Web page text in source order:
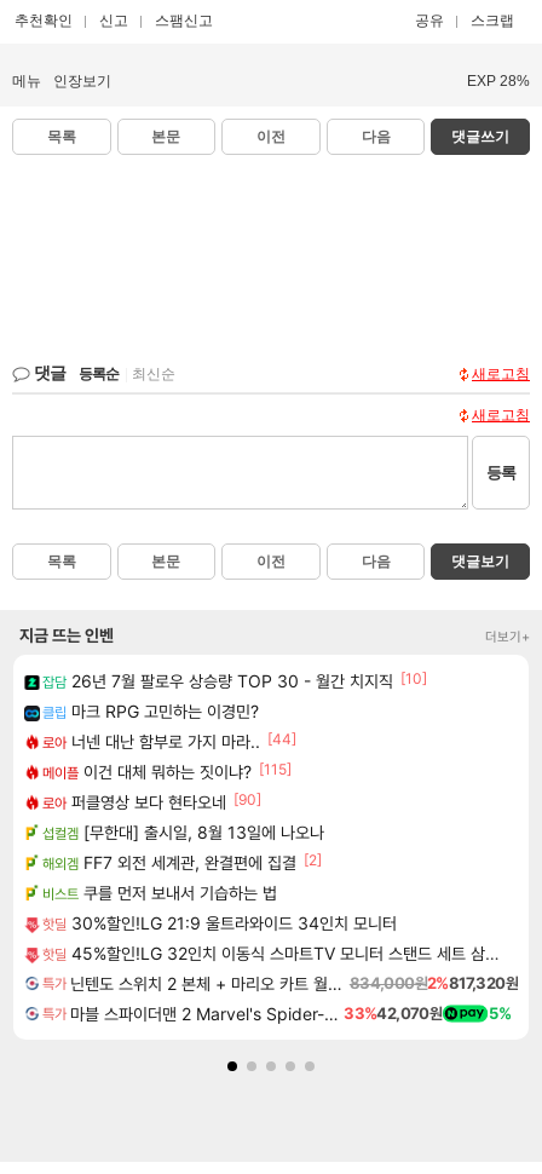
추천확인 신고 스팸신고 공유 스크랩
메뉴 인장보기 EXP 28%
목록 본문 이전 다음 댓글쓰기
댓글 등록순 최신순 새로고침
새로고침
등록
목록 본문 이전 다음 댓글보기
지금 뜨는 인벤 더보기+
잡담 26년 7월 팔로우 상승량 TOP 30 - 월간 치지직 [10]
클립 마크 RPG 고민하는 이경민?
로아 너넨 대난 함부로 가지 마라.. [44]
메이플 이건 대체 뭐하는 짓이냐? [115]
로아 퍼클영상 보다 현타오네 [90]
섭컬겜 [무한대] 출시일, 8월 13일에 나오나
해외겜 FF7 외전 세계관, 완결편에 집결 [2]
비스트 쿠를 먼저 보내서 기습하는 법
핫딜 30%할인!LG 21:9 울트라와이드 34인치 모니터
핫딜 45%할인!LG 32인치 이동식 스마트TV 모니터 스탠드 세트 삼탠바이미 스탠바이미
특가 닌텐도 스위치 2 본체 + 마리오 카트 월드 + 포켓몬 포코피아 번들 834,000원2%817,320원
특가 마블 스파이더맨 2 Marvel's Spider-Man 2 33%42,070원 5%